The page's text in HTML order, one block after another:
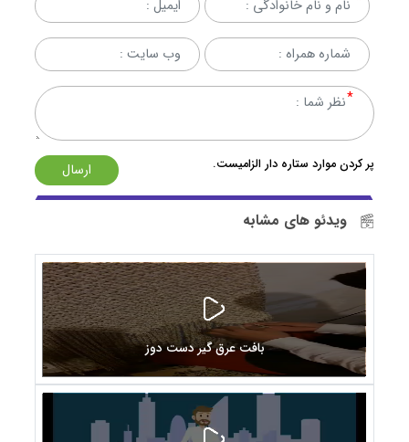
پر کردن موارد ستاره دار الزامیست. ارسال
ویدئو های مشابه
بافت عرق گیر دست دوز